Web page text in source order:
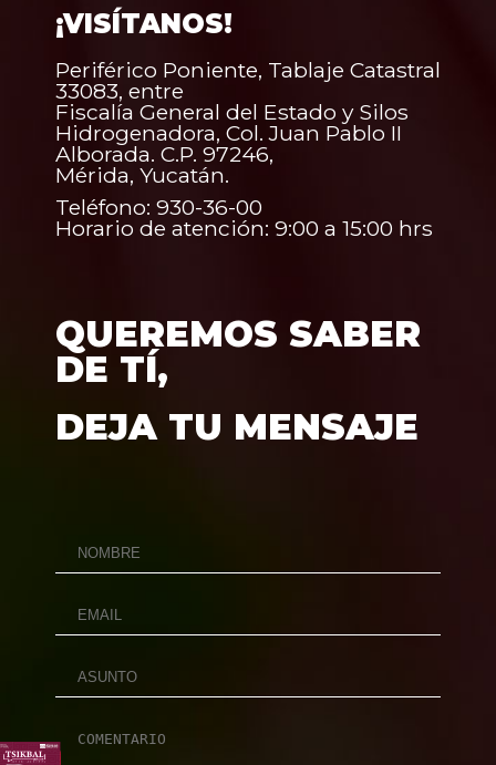
¡VISÍTANOS!
Periférico Poniente, Tablaje Catastral
33083, entre
Fiscalía General del Estado y Silos
Hidrogenadora, Col. Juan Pablo II
Alborada. C.P. 97246,
Mérida, Yucatán.
Teléfono: 930-36-00
Horario de atención: 9:00 a 15:00 hrs
QUEREMOS SABER
DE TÍ,
DEJA TU MENSAJE